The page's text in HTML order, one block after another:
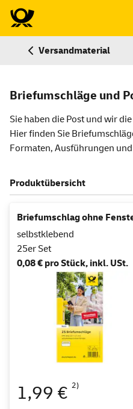
Versandmaterial
Briefumschläge und
Sie haben die Post und wir
Hier finden Sie
Formaten, Ausführungen
Produktübersicht
Briefumschlag ohne
selbstklebend
25er Set
0,08 € pro Stück, inkl. USt.
1,99 € 2)